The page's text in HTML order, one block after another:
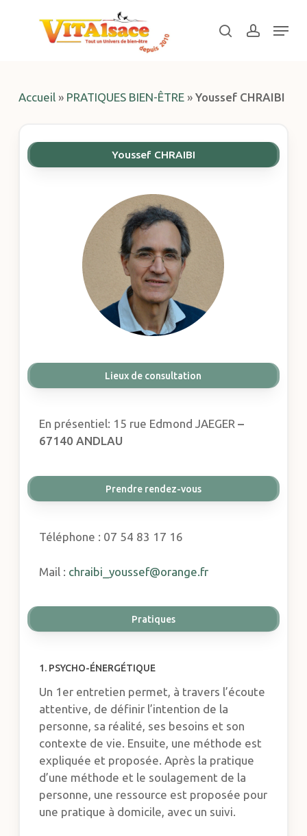
searchaccount
Menu
Accueil» PRATIQUES BIEN-ÊTRE» Youssef CHRAIBI
Youssef CHRAIBI
Lieux de consultation
En présentiel: 15 rue Edmond JAEGER –
67140 ANDLAU
Prendre rendez-vous
Téléphone : 07 54 83 17 16
Mail : chraibi_youssef@orange.fr
Pratiques
1. PSYCHO-ÉNERGÉTIQUE
Un 1er entretien permet, à travers l’écoute
attentive, de définir l’intention de la
personne, sa réalité, ses besoins et son
contexte de vie. Ensuite, une méthode est
expliquée et proposée. Après la pratique
d’une méthode et le soulagement de la
personne, une ressource est proposée pour
une pratique à domicile, avec un suivi.